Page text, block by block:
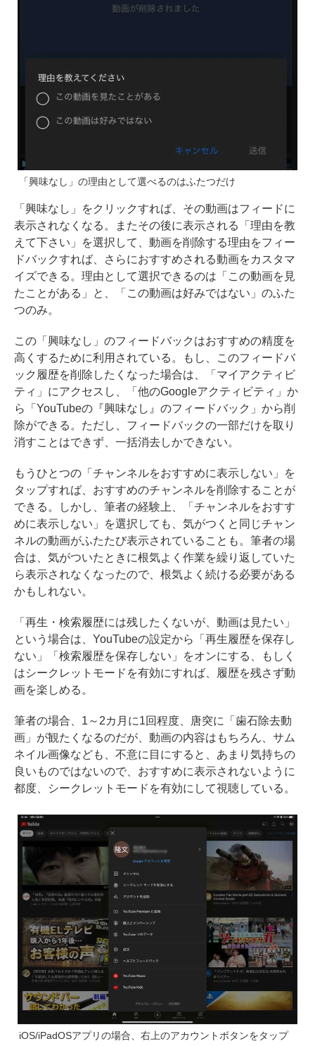
「興味なし」の理由として選べるのはふたつだけ
「興味なし」をクリックすれば、その動画はフィードに
表示されなくなる。またその後に表示される「理由を教
えて下さい」を選択して、動画を削除する理由をフィー
ドバックすれば、さらにおすすめされる動画をカスタマ
イズできる。理由として選択できるのは「この動画を見
たことがある」と、「この動画は好みではない」のふた
つのみ。
この「興味なし」のフィードバックはおすすめの精度を
高くするために利用されている。もし、このフィードバ
ック履歴を削除したくなった場合は、「マイアクティビ
ティ」にアクセスし、「他のGoogleアクティビティ」か
ら「YouTubeの『興味なし』のフィードバック」から削
除ができる。ただし、フィードバックの一部だけを取り
消すことはできず、一括消去しかできない。
もうひとつの「チャンネルをおすすめに表示しない」を
タップすれば、おすすめのチャンネルを削除することが
できる。しかし、筆者の経験上、「チャンネルをおすす
めに表示しない」を選択しても、気がつくと同じチャン
ネルの動画がふたたび表示されていることも。筆者の場
合は、気がついたときに根気よく作業を繰り返していた
ら表示されなくなったので、根気よく続ける必要がある
かもしれない。
「再生・検索履歴には残したくないが、動画は見たい」
という場合は、YouTubeの設定から「再生履歴を保存し
ない」「検索履歴を保存しない」をオンにする、もしく
はシークレットモードを有効にすれば、履歴を残さず動
画を楽しめる。
筆者の場合、1～2カ月に1回程度、唐突に「歯石除去動
画」が観たくなるのだが、動画の内容はもちろん、サム
ネイル画像なども、不意に目にすると、あまり気持ちの
良いものではないので、おすすめに表示されないように
都度、シークレットモードを有効にして視聴している。
iOS/iPadOSアプリの場合、右上のアカウントボタンをタップ